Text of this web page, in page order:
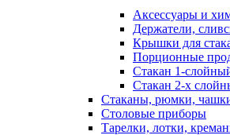
Аксессуары и
Держатели,
Крышки для
Порционные
Стакан 1-
Стакан 2-х
Стаканы, рюмки,
Столовые приборы
Тарелки, лотки,